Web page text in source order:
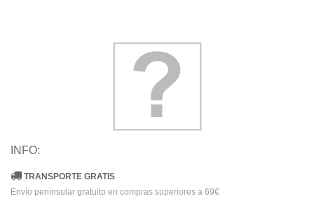
INFO:
TRANSPORTE GRATIS
Envío peninsular gratuito en compras superiores a 69€